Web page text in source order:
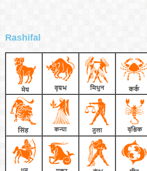
Rashifal